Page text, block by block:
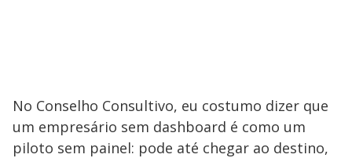
No Conselho Consultivo, eu costumo dizer que
um empresário sem dashboard é como um
piloto sem painel: pode até chegar ao destino,